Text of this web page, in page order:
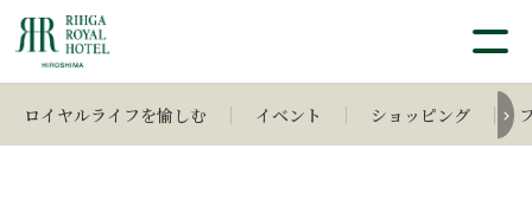
ロイヤルライフを愉しむ イベント ショッピング